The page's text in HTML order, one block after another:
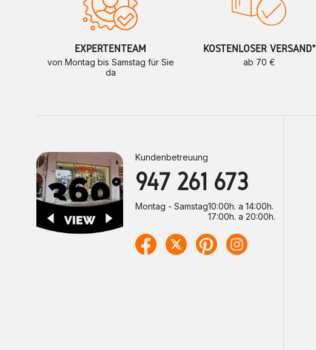
EXPERTENTEAM
von Montag bis Samstag für Sie
da
KOSTENLOSER VERSAND*
ab 70 €
Kundenbetreuung
947 261 673
Montag - Samstag10:00h. a 14:00h.
17:00h. a 20:00h.